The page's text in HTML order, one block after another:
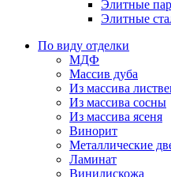
Элитные
Элитные
По виду отделки
МДФ
Массив дуба
Из массива
Из массива сосны
Из массива ясеня
Винорит
Металлические
Ламинат
Винилискожа